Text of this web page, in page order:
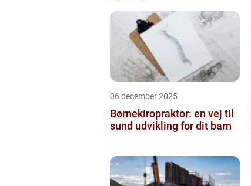
06 december 2025
Børnekiropraktor: en vej til
sund udvikling for dit barn